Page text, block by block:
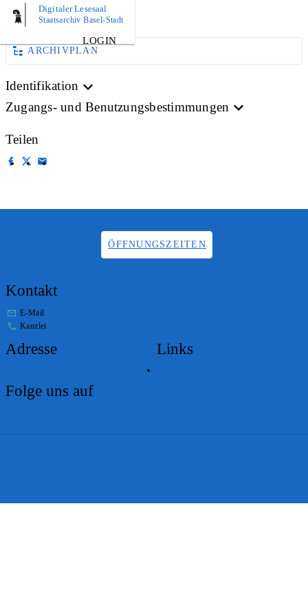
Digitaler Lesesaal
Staatsarchiv Basel-Stadt
LOGIN
AKTE
ARCHIVPLAN
Identifikation
Zugangs- und Benutzungsbestimmungen
Teilen
ÖFFNUNGSZEITEN
Kontakt
E-Mail
Kanzlei
Adresse Links
Folge uns auf